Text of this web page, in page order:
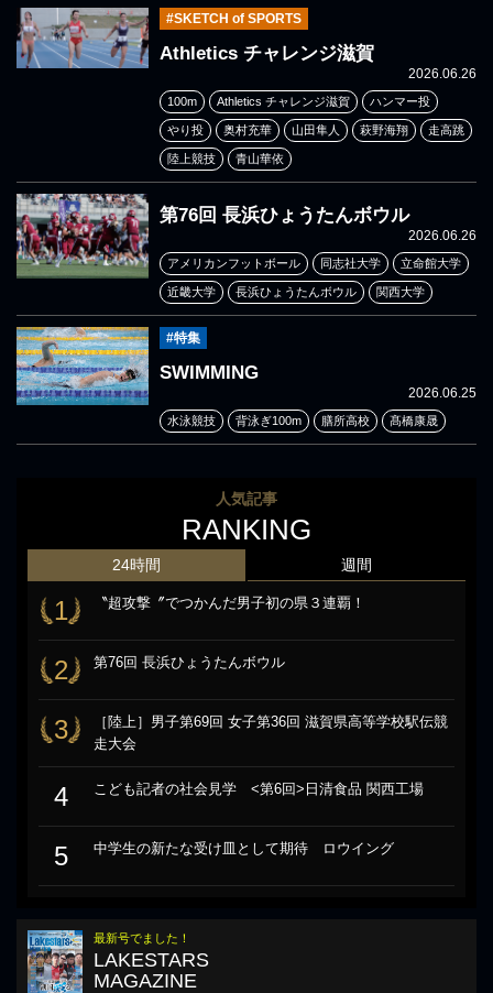
#SKETCH of SPORTS
Athletics チャレンジ滋賀
2026.06.26
100m Athletics チャレンジ滋賀 ハンマー投
やり投 奥村充華 山田隼人 萩野海翔 走高跳
陸上競技 青山華依
第76回 長浜ひょうたんボウル
2026.06.26
アメリカンフットボール 同志社大学 立命館大学
近畿大学 長浜ひょうたんボウル 関西大学
#特集
SWIMMING
2026.06.25
水泳競技 背泳ぎ100m 膳所高校 髙橋康晟
人気記事
RANKING
24時間
1 〝超攻撃〞でつかんだ男子初の県３連覇！
2 第76回 長浜ひょうたんボウル
3
［陸上］男子第69回 女子第36回 滋賀県高等学校駅伝競
走大会
4 こども記者の社会見学 <第6回>日清食品 関西工場
5 中学生の新たな受け皿として期待 ロウイング
週間
最新号でました！
LAKESTARS
MAGAZINE